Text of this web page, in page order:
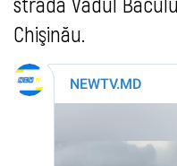
Chişinău